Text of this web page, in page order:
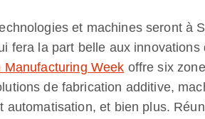
et machines seront à
fera la part belle aux innovations
Manufacturing Week offre six
de fabrication additive,
et bien plus.